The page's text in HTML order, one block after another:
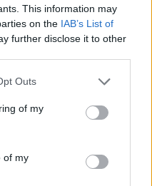
This information may
on the IAB’s List of
further disclose it to other
uses one or more Google
You may click to
its third-party tags to
purposes in below Google
Outs
of my
of my